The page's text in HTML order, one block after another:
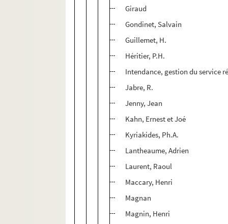
Giraud
Gondinet, Salvain
Guillemet, H.
Héritier, P.H.
Intendance, gestion du service
Jabre, R.
Jenny, Jean
Kahn, Ernest et Joé
Kyriakides, Ph.A.
Lantheaume, Adrien
Laurent, Raoul
Maccary, Henri
Magnan
Magnin, Henri